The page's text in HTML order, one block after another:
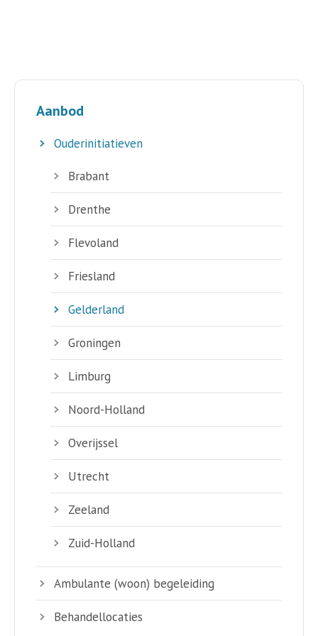
Aanbod
Ouderinitiatieven
Brabant
Drenthe
Flevoland
Friesland
Gelderland
Groningen
Limburg
Noord-Holland
Overijssel
Utrecht
Zeeland
Zuid-Holland
Ambulante (woon) begeleiding
Behandellocaties